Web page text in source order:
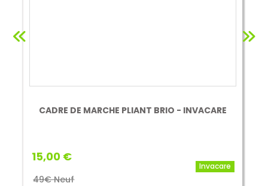
CADRE DE MARCHE PLIANT BRIO - INVACARE
15,00 €
49€ Neuf
Invacare